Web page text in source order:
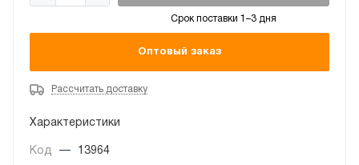
Срок поставки 1–3 дня
Оптовый заказ
Рассчитать доставку
Характеристики
Код —
13964